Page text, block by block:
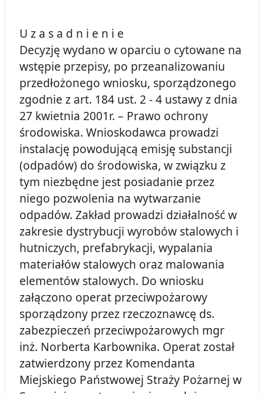
U z a s a d n i e n i e
Decyzję wydano w oparciu o cytowane na
wstępie przepisy, po przeanalizowaniu
przedłożonego wniosku, sporządzonego
zgodnie z art. 184 ust. 2 - 4 ustawy z dnia
27 kwietnia 2001r. – Prawo ochrony
środowiska. Wnioskodawca prowadzi
instalację powodującą emisję substancji
(odpadów) do środowiska, w związku z
tym niezbędne jest posiadanie przez
niego pozwolenia na wytwarzanie
odpadów. Zakład prowadzi działalność w
zakresie dystrybucji wyrobów stalowych i
hutniczych, prefabrykacji, wypalania
materiałów stalowych oraz malowania
elementów stalowych. Do wniosku
załączono operat przeciwpożarowy
sporządzony przez rzeczoznawcę ds.
zabezpieczeń przeciwpożarowych mgr
inż. Norberta Karbownika. Operat został
zatwierdzony przez Komendanta
Miejskiego Państwowej Straży Pożarnej w